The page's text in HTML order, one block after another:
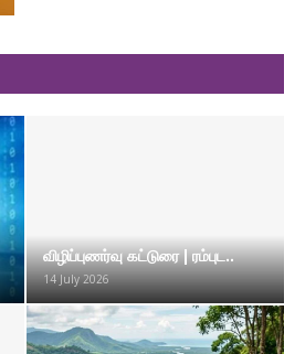
விழிப்புணர்வு கட்டுரை | ரம்புட..
14 July 2026